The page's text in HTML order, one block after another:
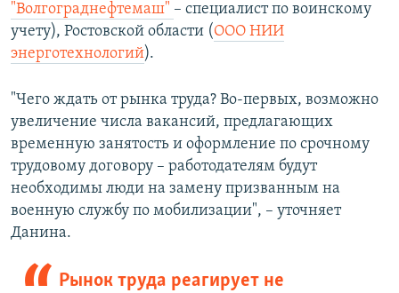
"Волгограднефтемаш" – специалист по воинскому
учету), Ростовской области (ООО НИИ
энерготехнологий).
"Чего ждать от рынка труда? Во-первых, возможно
увеличение числа вакансий, предлагающих
временную занятость и оформление по срочному
трудовому договору – работодателям будут
необходимы люди на замену призванным на
военную службу по мобилизации", – уточняет
Данина.
Рынок труда реагирует не